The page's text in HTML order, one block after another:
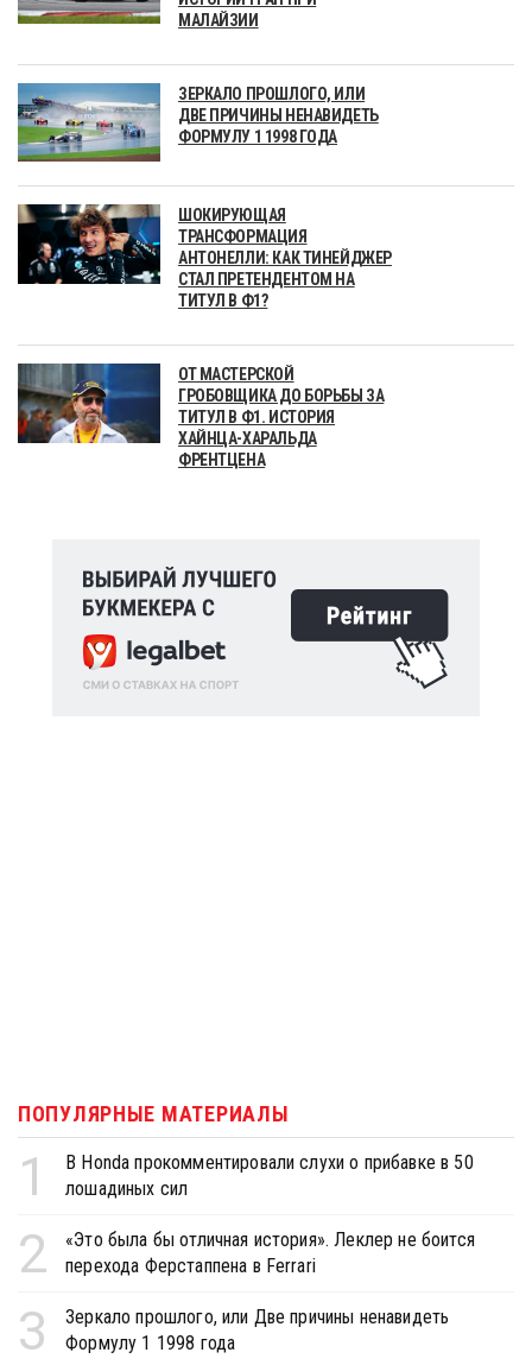
МАЛАЙЗИИ
ЗЕРКАЛО ПРОШЛОГО, ИЛИ
ДВЕ ПРИЧИНЫ НЕНАВИДЕТЬ
ФОРМУЛУ 1 1998 ГОДА
ШОКИРУЮЩАЯ
ТРАНСФОРМАЦИЯ
АНТОНЕЛЛИ: КАК ТИНЕЙДЖЕР
СТАЛ ПРЕТЕНДЕНТОМ НА
ТИТУЛ В Ф1?
ОТ МАСТЕРСКОЙ
ГРОБОВЩИКА ДО БОРЬБЫ ЗА
ТИТУЛ В Ф1. ИСТОРИЯ
ХАЙНЦА-ХАРАЛЬДА
ФРЕНТЦЕНА
ПОПУЛЯРНЫЕ МАТЕРИАЛЫ
1
В Honda прокомментировали слухи о прибавке в 50
лошадиных сил
2
«Это была бы отличная история». Леклер не боится
перехода Ферстаппена в Ferrari
3
Зеркало прошлого, или Две причины ненавидеть
Формулу 1 1998 года